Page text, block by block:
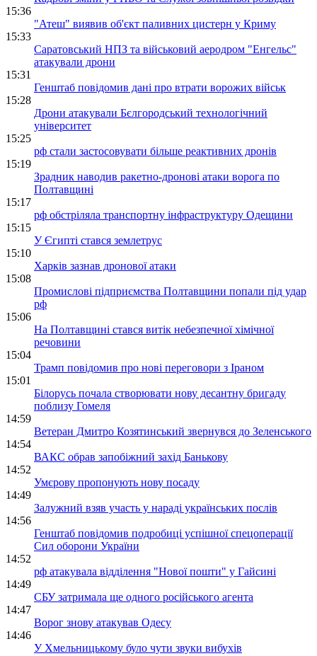
15:36
"Атеш" виявив об'єкт паливних цистерн у Криму
15:33
Саратовський НПЗ та військовий аеродром "Енгельс"
атакували дрони
15:31
Генштаб повідомив дані про втрати ворожих військ
15:28
Дрони атакували Бєлгородський технологічний
університет
15:25
рф стали застосовувати більше реактивних дронів
15:19
Зрадник наводив ракетно-дронові атаки ворога по
Полтавщині
15:17
рф обстріляла транспортну інфраструктуру Одещини
15:15
У Єгипті стався землетрус
15:10
Харків зазнав дронової атаки
15:08
Промислові підприємства Полтавщини попали під удар
рф
15:06
На Полтавщині стався витік небезпечної хімічної
речовини
15:04
Трамп повідомив про нові переговори з Іраном
15:01
Білорусь почала створювати нову десантну бригаду
поблизу Гомеля
14:59
Ветеран Дмитро Козятинський звернувся до Зеленського
14:54
ВАКС обрав запобіжний захід Банькову
14:52
Умєрову пропонують нову посаду
14:49
Залужний взяв участь у нараді українських послів
14:56
Генштаб повідомив подробиці успішної спецоперації
Сил оборони України
14:52
рф атакувала відділення "Нової пошти" у Гайсині
14:49
СБУ затримала ще одного російського агента
14:47
Ворог знову атакував Одесу
14:46
У Хмельницькому було чути звуки вибухів